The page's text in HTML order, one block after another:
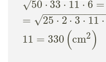
50 ⋅ 33 ⋅ 11 ⋅ 6
√
=
=
25 ⋅ 2 ⋅ 3 ⋅ 11 ⋅
−−−−−−−−−−
√
11 = 330 (cm2)